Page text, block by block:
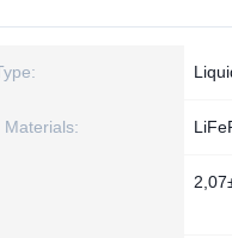
Materials: